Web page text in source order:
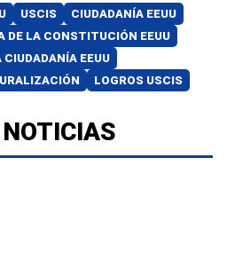
USCIS
CIUDADANÍA EEUU
DE LA CONSTITUCIÓN EEUU
CIUDADANÍA EEUU
LOGROS USCIS